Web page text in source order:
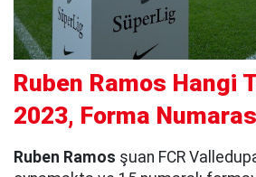
Ruben Ramos Hangi
2023, Forma
Ruben Ramos şuan FCR